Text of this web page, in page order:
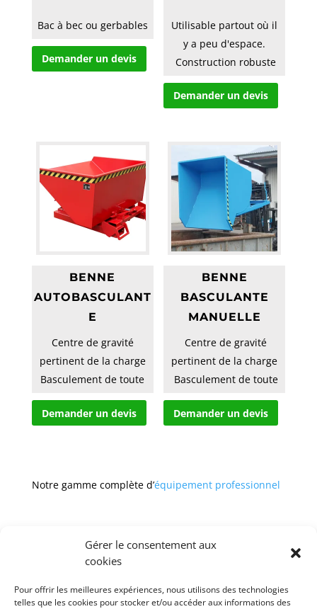
Gérer le consentement aux
cookies
Pour offrir les meilleures expériences, nous utilisons des technologies
telles que les cookies pour stocker et/ou accéder aux informations des
Bac à bec ou gerbables
Demander un devis
Utilisable partout où il
y a peu d'espace.
 Construction robuste
en acier à parois
intérieure...
Demander un devis
BENNE
AUTOBASCULANT
E
Centre de gravité
pertinent de la charge
Basculement de toute
hauteur par commande
à
Demander un devis
BENNE
BASCULANTE
MANUELLE
 Centre de gravité
pertinent de la charge
 Basculement de toute
hauteur par commande
à
Demander un devis
Notre gamme complète d’équipement professionnel
Politique de confidentialité et protection des